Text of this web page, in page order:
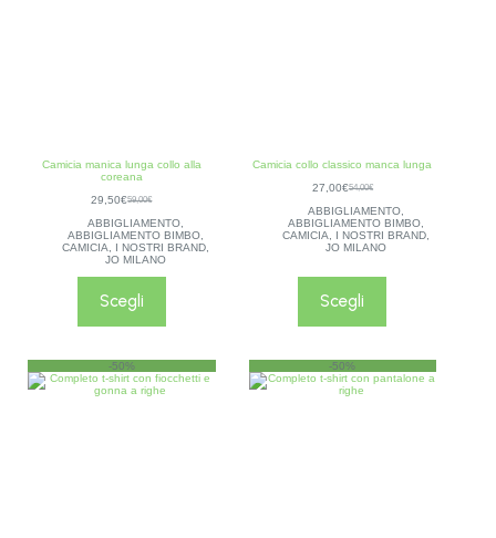
Camicia manica lunga collo alla
coreana
59,00€
29,50€
ABBIGLIAMENTO,
ABBIGLIAMENTO BIMBO,
CAMICIA
I NOSTRI BRAND,
JO MILANO
Scegli
Camicia collo classico manca lunga
54,00€
27,00€
ABBIGLIAMENTO
ABBIGLIAMENTO BIMBO
CAMICIA
I NOSTRI BRAND
JO MILANO
Scegli
-50% -50%